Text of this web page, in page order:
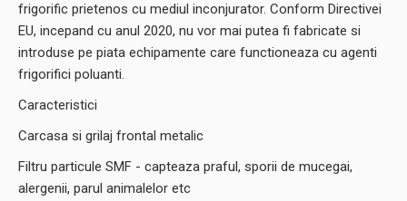
frigorific prietenos cu mediul inconjurator. Conform Directivei
EU, incepand cu anul 2020, nu vor mai putea fi fabricate si
introduse pe piata echipamente care functioneaza cu agenti
frigorifici poluanti.
Caracteristici
Carcasa si grilaj frontal metalic
Filtru particule SMF - capteaza praful, sporii de mucegai,
alergenii, parul animalelor etc